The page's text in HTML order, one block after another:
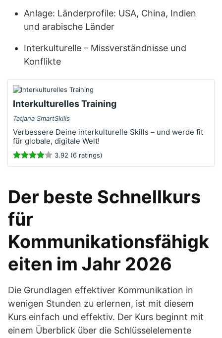
Anlage: Länderprofile: USA, China, Indien
und arabische Länder
Interkulturelle – Missverständnisse und
Konflikte
Interkulturelles Training
Tatjana SmartSkills
Verbessere Deine interkulturelle Skills – und werde fit
für globale, digitale Welt!
3.92 (6 ratings)
Der beste Schnellkurs
für
Kommunikationsfähigk
eiten im Jahr 2026
Die Grundlagen effektiver Kommunikation in
wenigen Stunden zu erlernen, ist mit diesem
Kurs einfach und effektiv. Der Kurs beginnt mit
einem Überblick über die Schlüsselelemente